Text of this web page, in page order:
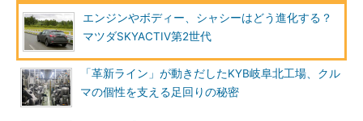
エンジンやボディー、シャシーはどう進化する？
マツダSKYACTIV第2世代
「革新ライン」が動きだしたKYB岐阜北工場、クル
マの個性を支える足回りの秘密